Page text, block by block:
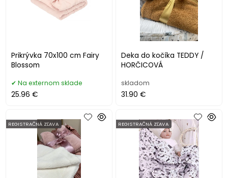
Prikrývka 70x100 cm Fairy
Blossom
Na externom sklade
25.96 €
Deka do kočíka TEDDY /
HORČICOVÁ
skladom
31.90 €
REGISTRAČNÁ ZĽAVA REGISTRAČNÁ ZĽAVA